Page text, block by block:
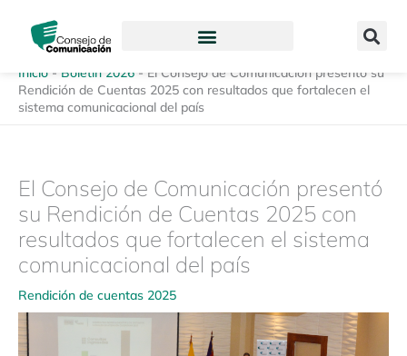
contenido
Inicio - Boletín 2026 - El Consejo de Comunicación presentó su
Rendición de Cuentas 2025 con resultados que fortalecen el
sistema comunicacional del país
El Consejo de Comunicación presentó
su Rendición de Cuentas 2025 con
resultados que fortalecen el sistema
comunicacional del país
Rendición de cuentas 2025